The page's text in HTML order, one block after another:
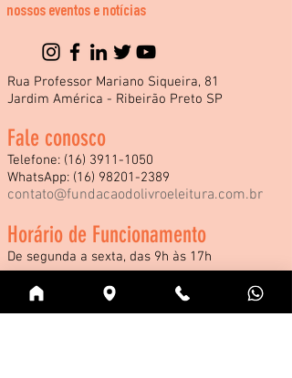
nossos eventos e notícias
Rua Professor Mariano Siqueira, 81
Jardim América - Ribeirão Preto SP
Fale conosco
Telefone: (16) 3911-1050
WhatsApp: (16) 98201-2389
contato@fundacaodolivroeleitura.com.br
Horário de Funcionamento
De segunda a sexta, das 9h às 17h
*Consulte nossos horários especiais de